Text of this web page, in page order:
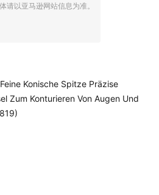
请以亚马逊网站信息为准。
Konische Spitze Präzise
Zum Konturieren Von Augen Und